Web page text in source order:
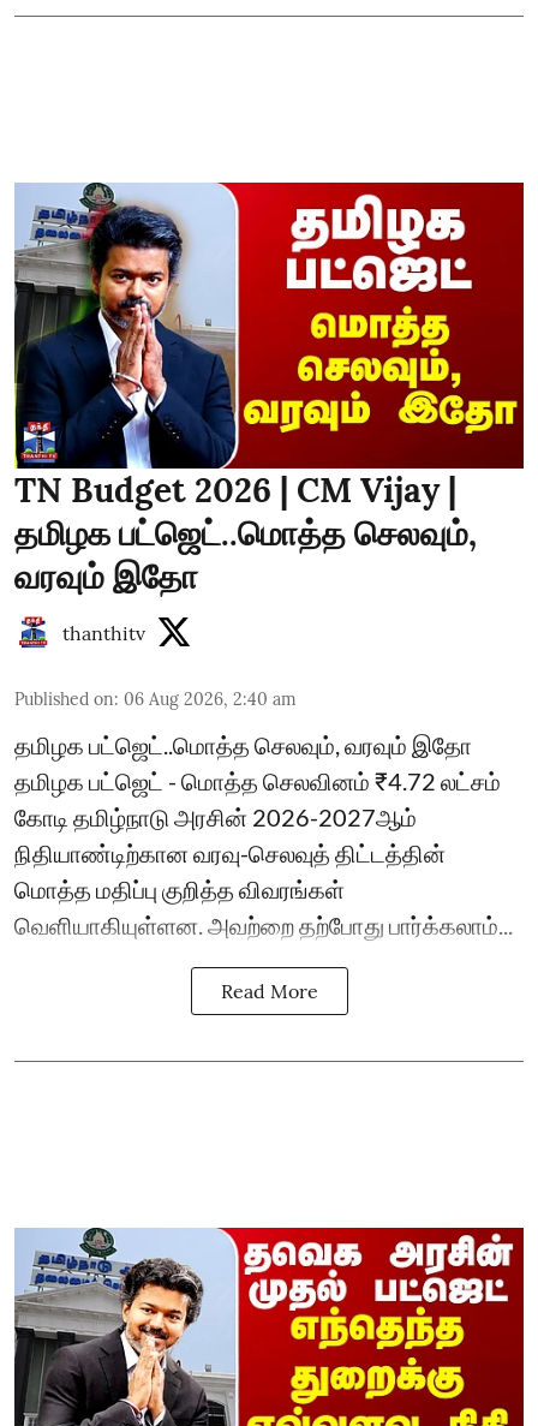
TN Budget 2026 | CM Vijay |
தமிழக பட்ஜெட்..மொத்த செலவும்,
வரவும் இதோ
thanthitv
Published on: 06 Aug 2026, 2:40 am
தமிழக பட்ஜெட்..மொத்த செலவும், வரவும் இதோ
தமிழக பட்ஜெட் - மொத்த செலவினம் ₹4.72 லட்சம்
கோடி தமிழ்நாடு அரசின் 2026-2027ஆம்
நிதியாண்டிற்கான வரவு-செலவுத் திட்டத்தின்
மொத்த மதிப்பு குறித்த விவரங்கள்
வெளியாகியுள்ளன. அவற்றை தற்போது பார்க்கலாம்...
Read More